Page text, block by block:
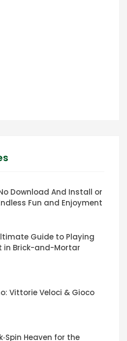
Download And Install or
Fun and Enjoyment
Guide to Playing
in Brick-and-Mortar
Vittorie Veloci & Gioco
Heaven for the